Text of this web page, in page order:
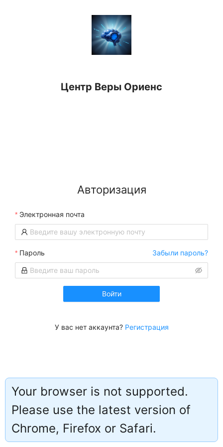
Центр Веры Ориенс
Авторизация
Электронная почта
Пароль Забыли пароль?
Войти
У вас нет аккаунта? Регистрация
Работает на
Your browser is not supported.
Please use the latest version of
Chrome, Firefox or Safari.